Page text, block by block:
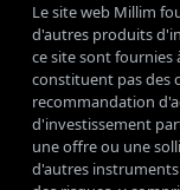
Le site web Millim
d'autres produits
ce site sont
constituent pas des
recommandation
d'investissement
une offre ou une
d'autres